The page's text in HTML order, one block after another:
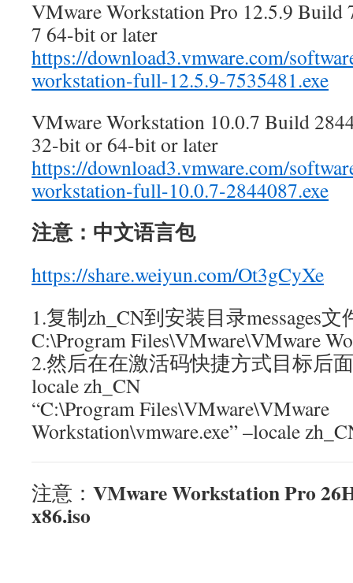
VMware Workstation Pro 12.5.9 Build
7 64-bit or later
https://download3.vmware.com/
workstation-full-12.5.9-7535481.exe
VMware Workstation 10.0.7 Build
32-bit or 64-bit or later
https://download3.vmware.com/
workstation-full-10.0.7-2844087.exe
注意：中文语言包
https://share.weiyun.com/Ot3gCyXe
1.复制zh_CN到安装目录messages文
C:\Program Files\VMware\VMware
2.然后在在激活码快捷方式目标后
locale zh_CN
“C:\Program Files\VMware\VMware
Workstation\vmware.exe” –locale
注意： VMware Workstation Pro
x86.iso